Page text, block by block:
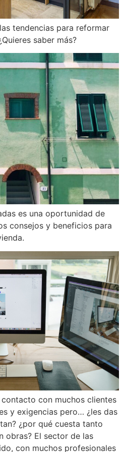
tendencias para reformar
saber más?
es una oportunidad de
consejos y beneficios para
con muchos clientes
y exigencias pero… ¿les das
¿por qué cuesta tanto
obras? El sector de las
con muchos profesionales